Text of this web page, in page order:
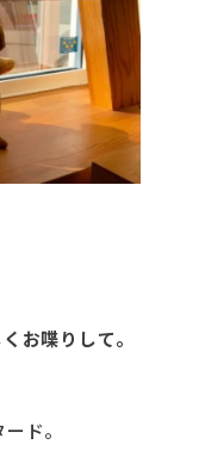
お喋りして。
ド。